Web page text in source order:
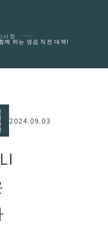
사항
께 하는 영검 직전 대책!
2024.09.03